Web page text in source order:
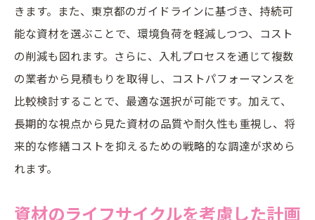
きます。また、東京都のガイドラインに基づき、持続可
能な資材を選ぶことで、環境負荷を軽減しつつ、コスト
の削減も図れます。さらに、入札プロセスを通じて複数
の業者から見積もりを取得し、コストパフォーマンスを
比較検討することで、最適な選択が可能です。加えて、
長期的な視点から見た資材の品質や耐久性も重視し、将
来的な修繕コストを抑えるための戦略的な調達が求めら
れます。
資材のライフサイクルを考慮した計画